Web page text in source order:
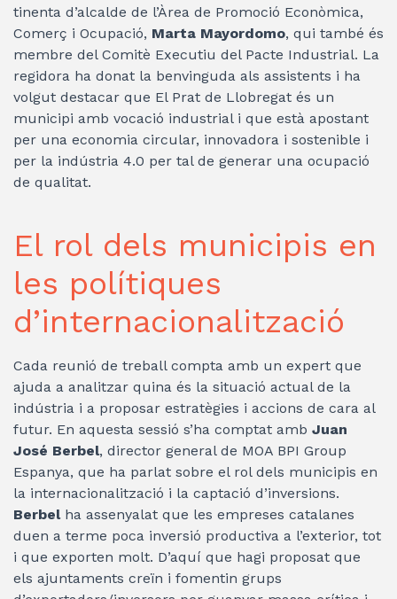
tinenta d’alcalde de l’Àrea de Promoció Econòmica,
Comerç i Ocupació, Marta Mayordomo, qui també és
membre del Comitè Executiu del Pacte Industrial. La
regidora ha donat la benvinguda als assistents i ha
volgut destacar que El Prat de Llobregat és un
municipi amb vocació industrial i que està apostant
per una economia circular, innovadora i sostenible i
per la indústria 4.0 per tal de generar una ocupació
de qualitat.
El rol dels municipis en
les polítiques
d’internacionalització
Cada reunió de treball compta amb un expert que
ajuda a analitzar quina és la situació actual de la
indústria i a proposar estratègies i accions de cara al
futur. En aquesta sessió s’ha comptat amb Juan
José Berbel, director general de MOA BPI Group
Espanya, que ha parlat sobre el rol dels municipis en
la internacionalització i la captació d’inversions.
Berbelha assenyalat que les empreses catalanes
duen a terme poca inversió productiva a l’exterior, tot
i que exporten molt. D’aquí que hagi proposat que
els ajuntaments creïn i fomentin grups